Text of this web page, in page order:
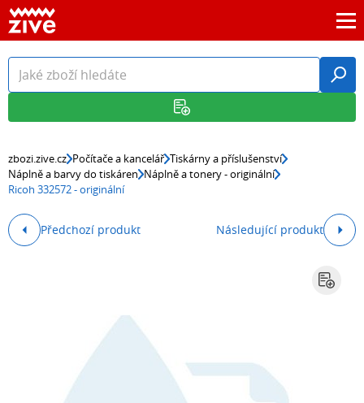
zbozi.zive.cz Počítače a kancelář Tiskárny a příslušenství
Náplně a barvy do tiskáren Náplně a tonery - originální
Ricoh 332572 - originální
Předchozí produkt Následující produkt